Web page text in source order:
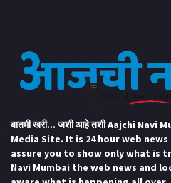
बातमी खरी... जशी आहे तशी Aajchi
Media Site. It is 24 hour web
assure you to show only what is
Navi Mumbai the web news and